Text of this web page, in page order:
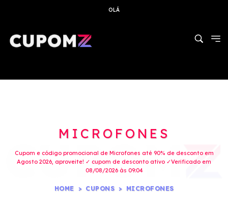
OLÁ
MICROFONES
Cupom e código promocional de Microfones até 90% de desconto em
Agosto 2026, aproveite! ✓ cupom de desconto ativo ✓Verificado em
08/08/2026 às 09:04
HOME CUPONS MICROFONES